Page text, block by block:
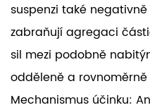
suspenzi také
zabraňují agregaci
sil mezi podobně
odděleně a rovnoměrně
Mechanismus účinku: